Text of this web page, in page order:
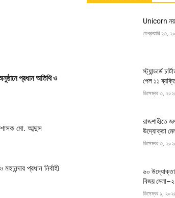
প্রধান অতিথি ও
মো. আব্দুস
প্রধান নির্বাহী
Unicorn
ফেব্রুয়ারি ২৩,
স্ট্যান্ডার্ড
পেল ১১
ডিসেম্বর ৩,
রাজশাহীতে
উদ্যোক্তা
ডিসেম্বর ৩,
৬০
বিজয়
ডিসেম্বর ১,